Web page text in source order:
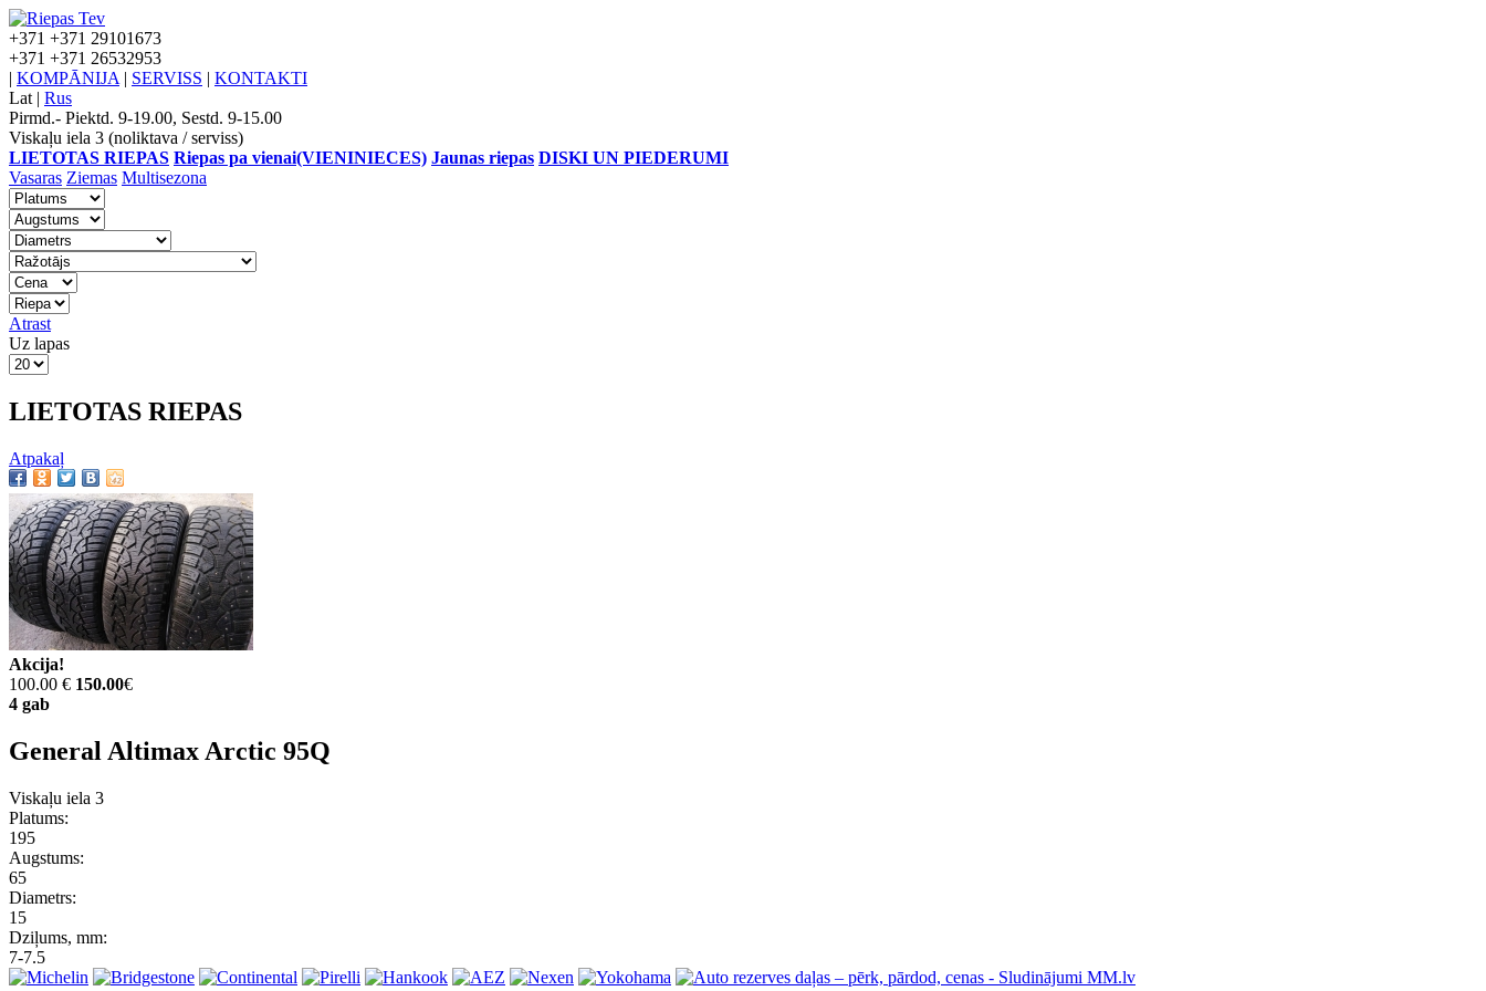
+371 +371 29101673
+371 +371 26532953
| KOMPĀNIJA | SERVISS | KONTAKTI
Lat | Rus
Pirmd.- Piektd. 9-19.00, Sestd. 9-15.00
Viskaļu iela 3 (noliktava / serviss)
LIETOTAS RIEPAS Riepas pa vienai(VIENINIECES) Jaunas riepas DISKI UN PIEDERUMI
Vasaras Ziemas Multisezona
Atrast
Uz lapas
LIETOTAS RIEPAS
Atpakaļ
Akcija!
100.00 € 150.00€
4 gab
General Altimax Arctic 95Q
Viskaļu iela 3
Platums:
195
Augstums:
65
Diametrs:
15
Dziļums, mm:
7-7.5